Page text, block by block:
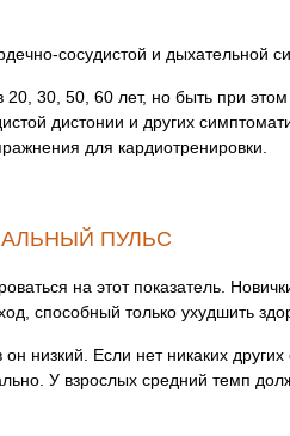
сосудистой и дыхательной
30, 50, 60 лет, но быть при
дистонии и других
для кардиотренировки.
ПУЛЬС
на этот показатель.
способный только ухудшить
низкий. Если нет никаких
У взрослых средний темп